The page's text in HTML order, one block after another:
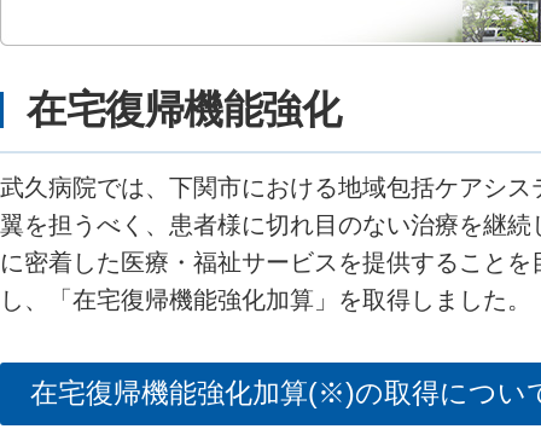
在宅復帰機能強化
武久病院では、下関市における地域包括ケアシス
翼を担うべく、患者様に切れ目のない治療を継続
に密着した医療・福祉サービスを提供することを
し、「在宅復帰機能強化加算」を取得しました。
在宅復帰機能強化加算(※)の取得につい